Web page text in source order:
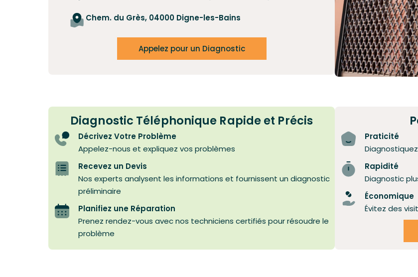
Chem. du Grès, 04000 Digne-les-Bains
Appelez pour un Diagnostic
Diagnostic Téléphonique Rapide et Précis
Décrivez Votre Problème
Appelez-nous et expliquez vos problèmes
Recevez un Devis
Nos experts analysent les informations et fournissent un diagnostic
préliminaire
Planifiez une Réparation
Prenez rendez-vous avec nos techniciens certifiés pour résoudre le
problème
Praticité
Rapidité
Diagnostic
Économique
Évitez des